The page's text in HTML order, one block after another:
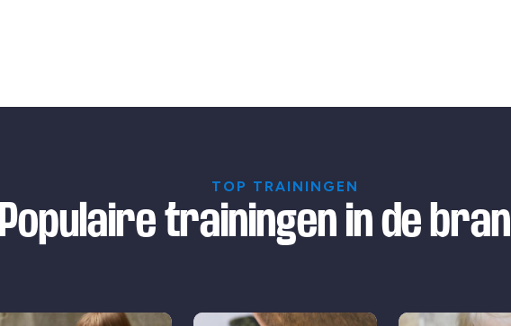
Populaire trainingen in de
TOP TRAININGEN